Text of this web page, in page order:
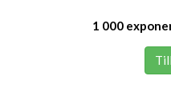
1 000